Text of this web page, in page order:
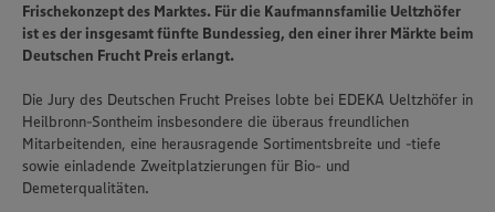
Frischekonzept des Marktes. Für die Kaufmannsfamilie Ueltzhöfer
ist es der insgesamt fünfte Bundessieg, den einer ihrer Märkte beim
Deutschen Frucht Preis erlangt.
Die Jury des Deutschen Frucht Preises lobte bei EDEKA Ueltzhöfer in
Heilbronn-Sontheim insbesondere die überaus freundlichen
Mitarbeitenden, eine herausragende Sortimentsbreite und -tiefe
sowie einladende Zweitplatzierungen für Bio- und
Demeterqualitäten.